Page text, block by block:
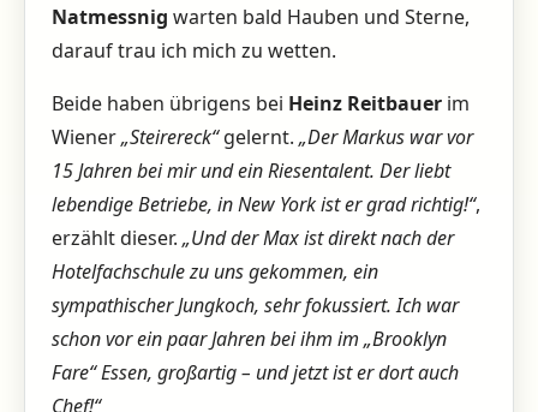
Natmessnig warten bald Hauben und Sterne,
darauf trau ich mich zu wetten.
Beide haben übrigens bei Heinz Reitbauer im
Wiener„Steirereck“gelernt. „Der Markus war vor
15 Jahren bei mir und ein Riesentalent. Der liebt
lebendige Betriebe, in New York ist er grad richtig!“,
erzählt dieser. „Und der Max ist direkt nach der
Hotelfachschule zu uns gekommen, ein
sympathischer Jungkoch, sehr fokussiert. Ich war
schon vor ein paar Jahren bei ihm im „Brooklyn
Fare“ Essen, großartig – und jetzt ist er dort auch
Chef!“